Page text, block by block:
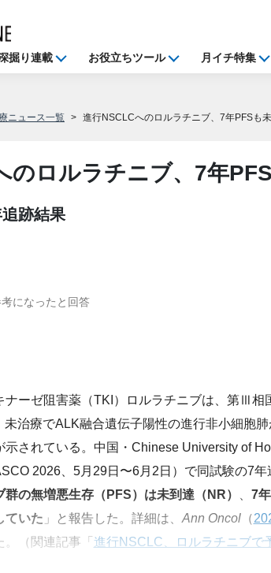
掘り連載 お役立ちツール 月イチ特集
ニュース一覧 進行NSCLCへのロルラチニブ、7年PFSも
のロルラチニブ、7年
跡結果
になったと回答
ーゼ阻害薬（TKI）ロルラチニブは、第Ⅲ相
治療でALK融合遺伝子陽性の進行非小細胞
されている。中国・Chinese University of
2026、5月29日〜6月2日）で同試験の7
群の無増悪生存（PFS）は未到達（NR）
7
ていた 」と報告した。詳細は、 Ann Oncol（
（関連記事「 進行NSCLC、ロルラチニブで